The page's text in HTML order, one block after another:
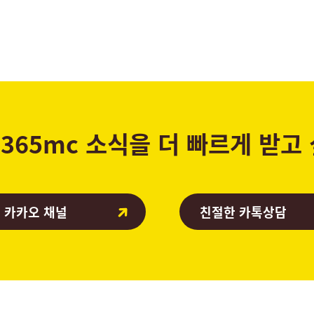
365mc 소식을 더 빠르게 받고
카오 채널 친절한 카톡상담